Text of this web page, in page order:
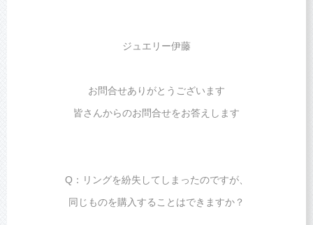
ジュエリー伊藤
お問合せありがとうございます
皆さんからのお問合せをお答えします
Q：リングを紛失してしまったのですが、
同じものを購入することはできますか？